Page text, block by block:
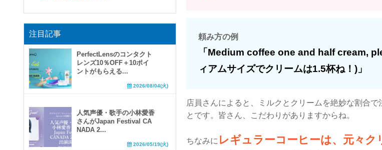
頼み方の例
「Medium coffee one and half cream,
ィアムサイズでクリームは1.5杯ね！)」
店員さんによると、ミルクとクリームを絶妙な割合で
とです。皆さん、こだわりがありますからね。
ちなみに レギュラーコーヒーは、元々ク
注目記事
PerfectLensのコンタクト
レンズ10％OFF＋10ポイ
ントがもらえる...
2026/08/04(火)
人気声優・歌手の小林愛香
さんがJapan Festival CA
NADA 2...
2026/05/19(火)